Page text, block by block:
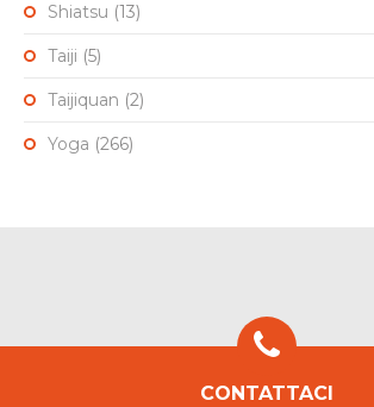
Shiatsu (13)
Taiji (5)
Taijiquan (2)
Yoga (266)
CONTATTACI